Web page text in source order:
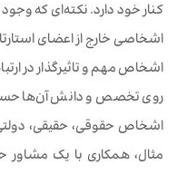
کنار خود دارد. نکته‌ای که
اشخاصی خارج از اعضای
اشخاص مهم و تاثیرگذار در
روی تخصص و دانش آن‌ها حساب
اشخاص حقوقی، حقیقی،
مثال، همکاری با یک مشاور